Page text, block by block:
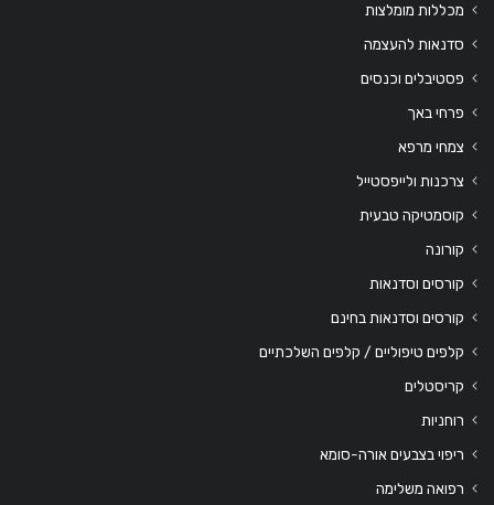
מכללות מומלצות
סדנאות להעצמה
פסטיבלים וכנסים
פרחי באך
צמחי מרפא
צרכנות ולייפסטייל
קוסמטיקה טבעית
קורונה
קורסים וסדנאות
קורסים וסדנאות בחינם
קלפים טיפוליים / קלפים השלכתיים
קריסטלים
רוחניות
ריפוי בצבעים אורה-סומא
רפואה משלימה